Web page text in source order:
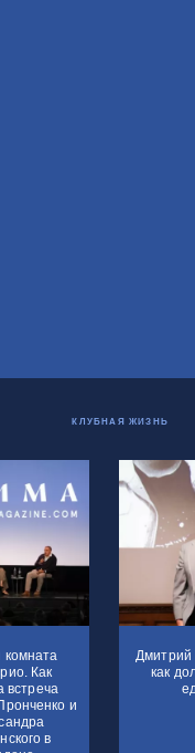
КЛУБНАЯ ЖИЗНЬ
комната
Как
встреча
и
в
Дмитрий
как